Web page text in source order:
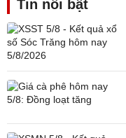
Tin nổi bật